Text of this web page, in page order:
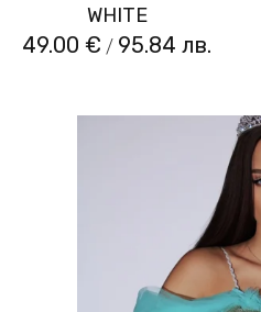
WHITE
49.00 € / 95.84 лв.